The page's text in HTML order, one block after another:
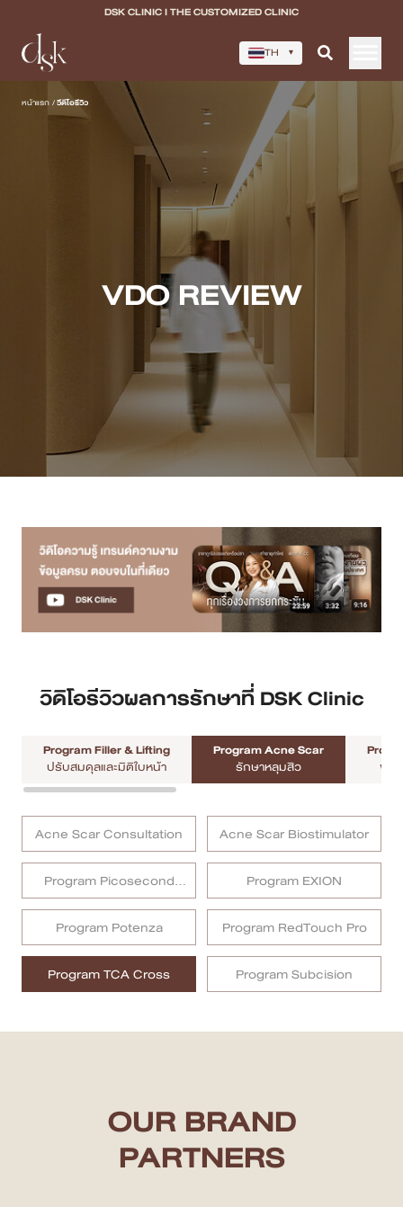
DSK CLINIC I THE CUSTOMIZED CLINIC
TH ▾
หน้าแรก
เกี่ยวกับ DSK Clinic
Program Acne Scar
Program Skin Quality
Program Body Confidence
แพทย์ของเรา
เคสรีวิว
วีดีโอรีวิว
บทความ
สาขา Stadium One
สาขา Asoke
สาขา MRT สุทธิสาร
สาขา เซ็นทรัลปิ่นเกล้า
สาขา บางนา
สาขา CDC
หน้าแรก /วีดีโอรีวิว
VDO REVIEW
วิดิโอรีวิวผลการรักษาที่ DSK Clinic
Program Filler & Lifting
ปรับสมดุลและมิติใบหน้า
Program Acne Scar
รักษาหลุมสิว
พัฒ
Acne Scar Consultation Acne Scar Biostimulator
Program Picosecond
Laser
Program EXION
Program Potenza Program RedTouch Pro
Program TCA Cross Program Subcision
OUR BRAND
PARTNERS